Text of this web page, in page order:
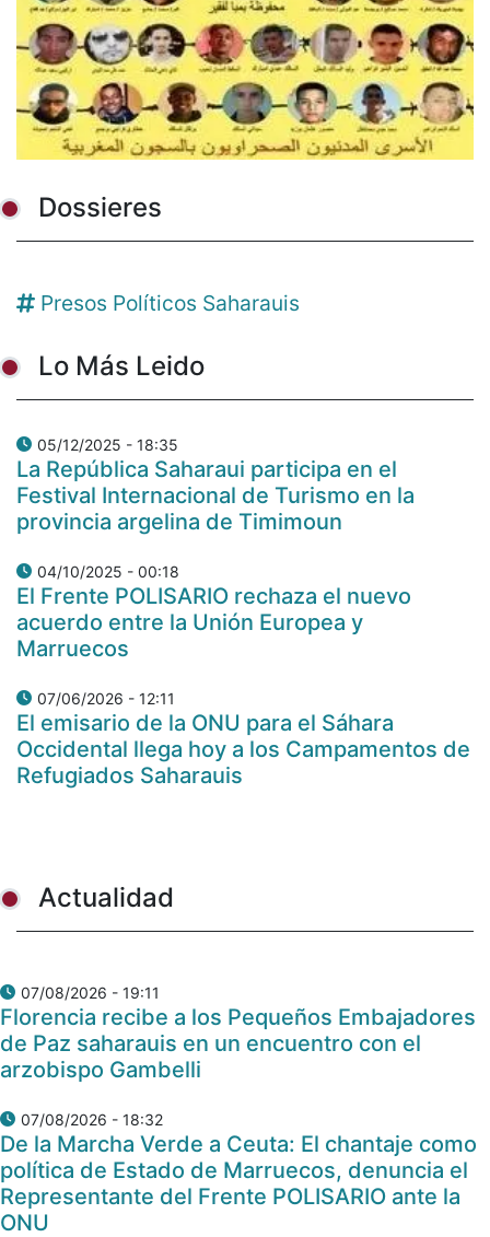
Dossieres
Presos Políticos Saharauis
Lo Más Leido
05/12/2025 - 18:35
La República Saharaui participa en el
Festival Internacional de Turismo en la
provincia argelina de Timimoun
04/10/2025 - 00:18
El Frente POLISARIO rechaza el nuevo
acuerdo entre la Unión Europea y
Marruecos
07/06/2026 - 12:11
El emisario de la ONU para el Sáhara
Occidental llega hoy a los Campamentos de
Refugiados Saharauis
Actualidad
07/08/2026 - 19:11
Florencia recibe a los Pequeños Embajadores
de Paz saharauis en un encuentro con el
arzobispo Gambelli
07/08/2026 - 18:32
De la Marcha Verde a Ceuta: El chantaje como
política de Estado de Marruecos, denuncia el
Representante del Frente POLISARIO ante la
ONU